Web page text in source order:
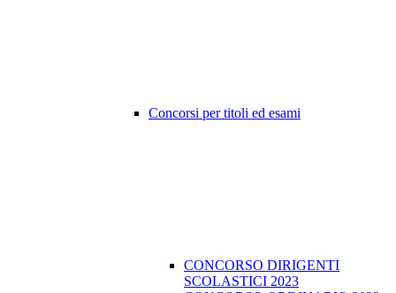
Concorsi per titoli ed esami
CONCORSO DIRIGENTI
SCOLASTICI 2023